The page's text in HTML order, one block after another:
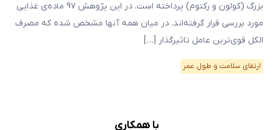
بزرگ (کولون و رکتوم) پرداخته است. در این پژوهش ۹۷ ماده‌ی غذایی
مورد بررسی قرار گرفته‌اند. در میان همه آنها مشخص شده که مصرف
الکل قوی‌ترین عامل تاثیرگذار […]
ارتقای سلامت و طول عمر
با همکاری